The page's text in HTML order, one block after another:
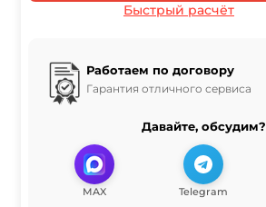
Быстрый расчёт
Работаем по договору
Гарантия отличного сервиса
Давайте, обсудим?
MAX Telegram